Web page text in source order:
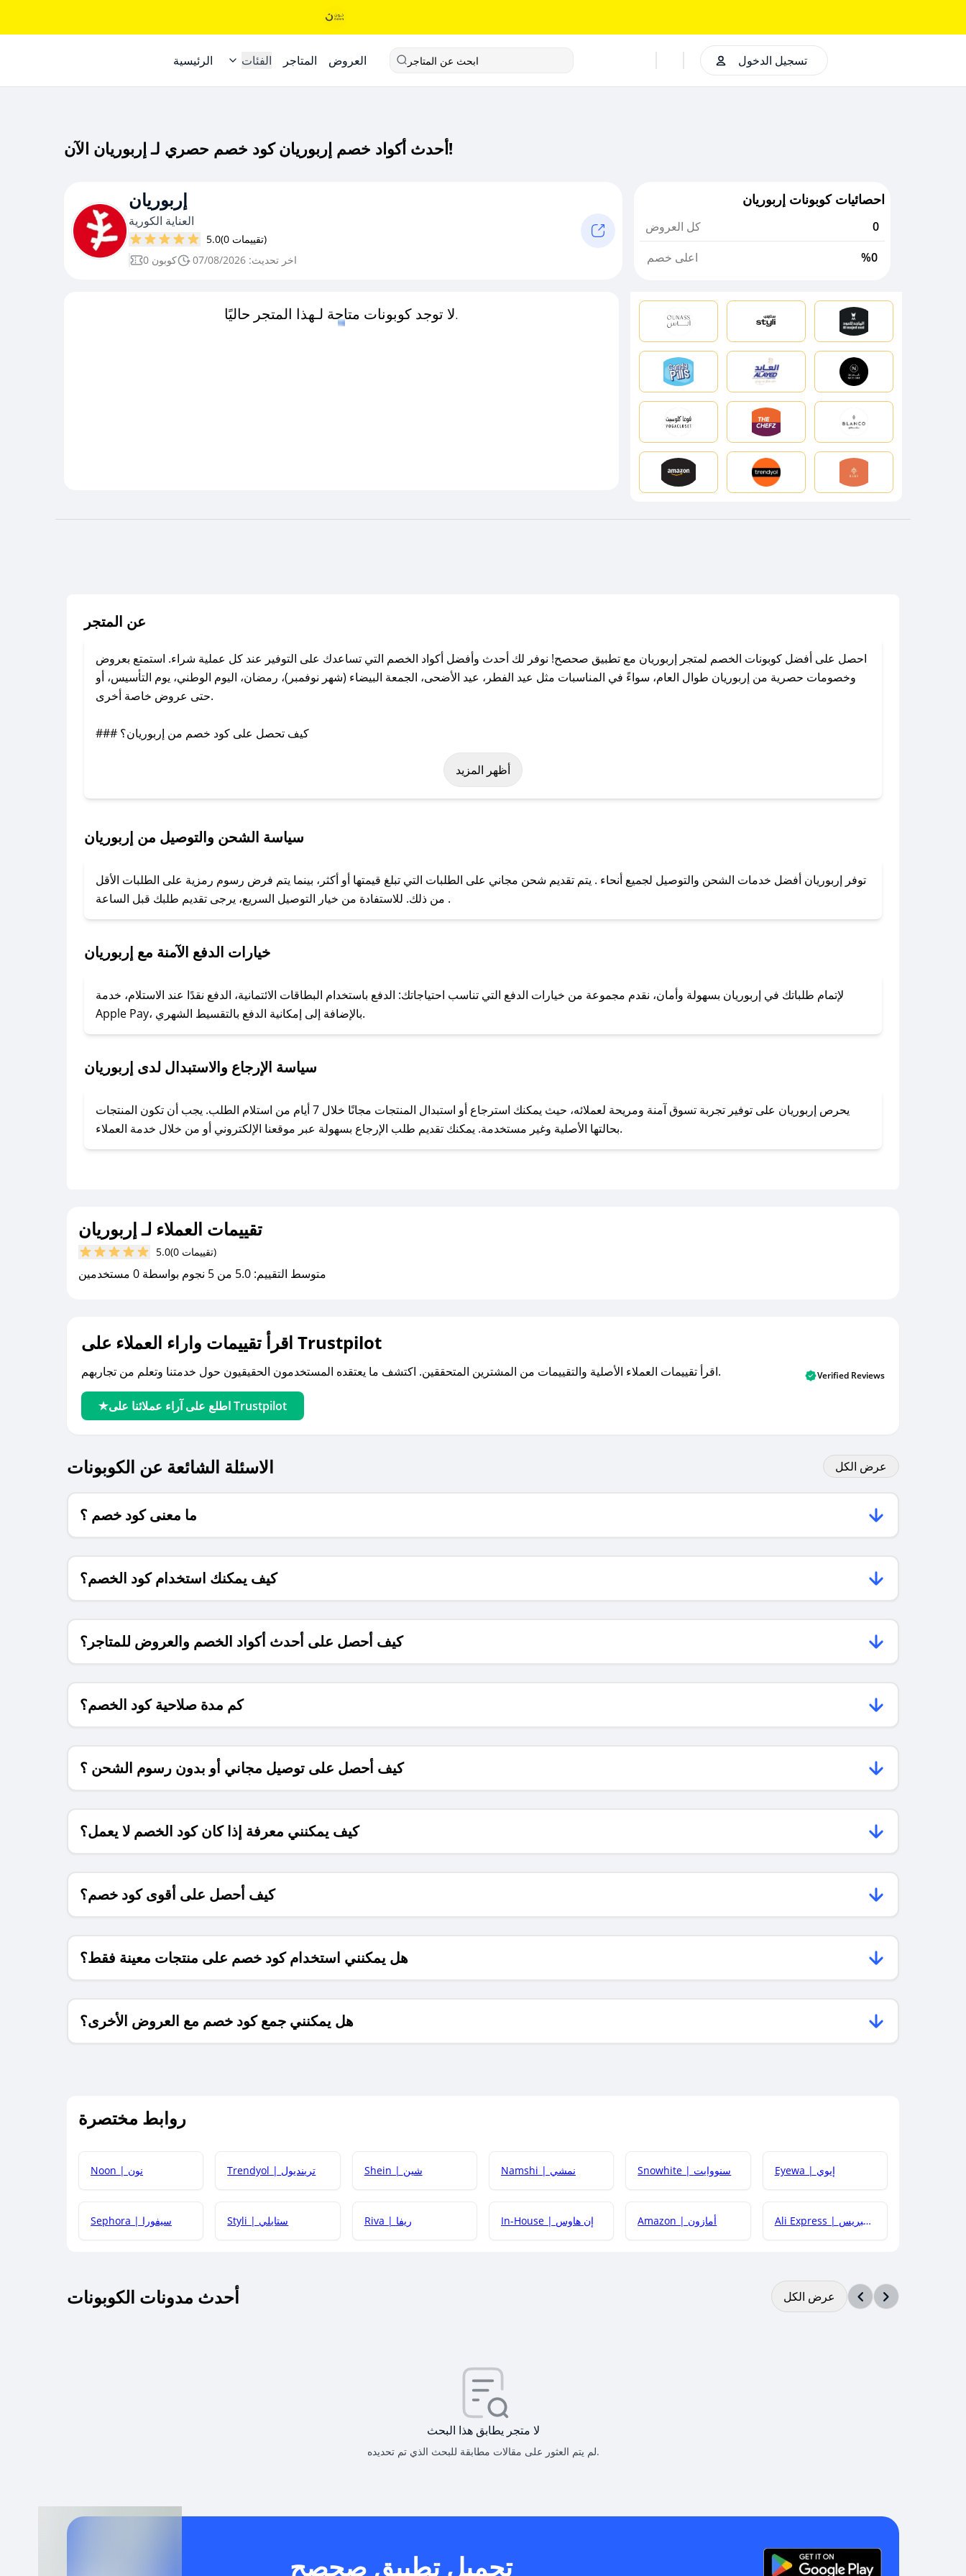
الرئيسية الفئات المتاجر العروض ابحث عن المتاجر تسجيل الدخول
أحدث أكواد خصم إربوريان كود خصم حصري لـ إربوريان الآن!
إربوريان
العناية الكورية
5.0
(0 تقييمات)
0 كوبون
اخر تحديث: 07/08/2026
احصائيات كوبونات إربوريان
كل العروض
0
اعلى خصم
%0
لا توجد كوبونات متاحة لـهذا المتجر حاليًا.
عن المتجر
احصل على أفضل كوبونات الخصم لمتجر إربوريان مع تطبيق صحصح! نوفر لك أحدث وأفضل أكواد الخصم التي تساعدك على التوفير عند كل عملية شراء. استمتع بعروض
وخصومات حصرية من إربوريان طوال العام، سواءً في المناسبات مثل عيد الفطر، عيد الأضحى، الجمعة البيضاء (شهر نوفمبر)، رمضان، اليوم الوطني، يوم التأسيس، أو
حتى عروض خاصة أخرى.
### كيف تحصل على كود خصم من إربوريان؟
باستخدام تطبيق صحصح، يمكنك العثور بسهولة على كود خصم إربوريان. وفي حال عدم توفر الكوبون، تواصل معنا عبر تويتر أو البريد الإلكتروني لإضافته بسرعة.
لا تقلق! يمكنك التواصل مع فريق دعم صحصح عبر الرسائل الخاصة على تويتر أو البريد الإلكتروني، وسنقوم بحل المشكلة في أسرع وقت ممكن.
### ماذا أفعل إذا لم أجد كود خصم لمتجري المفضل؟
للحصول على كوبونات وخصومات حصرية، قم بما يلي:
- اضغط على أيقونة متابعة لمتجر إربوريان في تطبيق صحصح.
- تابع حسابنا الرسمي على تويتر وقم بتفعيل زر التنبيهات.
أظهر المزيد
سياسة الشحن والتوصيل من إربوريان
توفر إربوريان أفضل خدمات الشحن والتوصيل لجميع أنحاء . يتم تقديم شحن مجاني على الطلبات التي تبلغ قيمتها أو أكثر، بينما يتم فرض رسوم رمزية على الطلبات الأقل
من ذلك. للاستفادة من خيار التوصيل السريع، يرجى تقديم طلبك قبل الساعة .
خيارات الدفع الآمنة مع إربوريان
لإتمام طلباتك في إربوريان بسهولة وأمان، نقدم مجموعة من خيارات الدفع التي تناسب احتياجاتك: الدفع باستخدام البطاقات الائتمانية، الدفع نقدًا عند الاستلام، خدمة
Apple Pay، بالإضافة إلى إمكانية الدفع بالتقسيط الشهري.
سياسة الإرجاع والاستبدال لدى إربوريان
يحرص إربوريان على توفير تجربة تسوق آمنة ومريحة لعملائه، حيث يمكنك استرجاع أو استبدال المنتجات مجانًا خلال 7 أيام من استلام الطلب. يجب أن تكون المنتجات
بحالتها الأصلية وغير مستخدمة. يمكنك تقديم طلب الإرجاع بسهولة عبر موقعنا الإلكتروني أو من خلال خدمة العملاء.
تقييمات العملاء لـ إربوريان
5.0 (0 تقييمات)
متوسط التقييم: 5.0 من 5 نجوم بواسطة 0 مستخدمين
اقرأ تقييمات واراء العملاء على Trustpilot
اقرأ تقييمات العملاء الأصلية والتقييمات من المشترين المتحققين. اكتشف ما يعتقده المستخدمون الحقيقيون حول خدمتنا وتعلم من تجاربهم.
اطلع على آراء عملائنا على Trustpilot
Verified Reviews
الاسئلة الشائعة عن الكوبونات عرض الكل
ما معنى كود خصم ؟
كيف يمكنك استخدام كود الخصم؟
كيف أحصل على أحدث أكواد الخصم والعروض للمتاجر؟
كم مدة صلاحية كود الخصم؟
كيف أحصل على توصيل مجاني أو بدون رسوم الشحن ؟
كيف يمكنني معرفة إذا كان كود الخصم لا يعمل؟
كيف أحصل على أقوى كود خصم؟
هل يمكنني استخدام كود خصم على منتجات معينة فقط؟
هل يمكنني جمع كود خصم مع العروض الأخرى؟
روابط مختصرة
Noon | نون Trendyol | ترينديول Shein | شين Namshi | نمشي Snowhite | سنووايت Eyewa | إيوي
Sephora | سيفورا Styli | ستايلي Riva | ريفا In-House | إن هاوس Amazon | أمازون Ali Express | علي إكسبريس
أحدث مدونات الكوبونات عرض الكل
لا متجر يطابق هذا البحث
لم يتم العثور على مقالات مطابقة للبحث الذي تم تحديده.
تحميل تطبيق صحصح